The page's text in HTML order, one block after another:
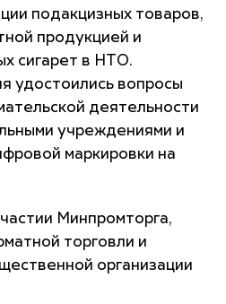
подакцизных товаров,
продукцией и
сигарет в НТО.
удостоились вопросы
деятельности
учреждениями и
маркировки на
Минпромторга,
торговли и
организации